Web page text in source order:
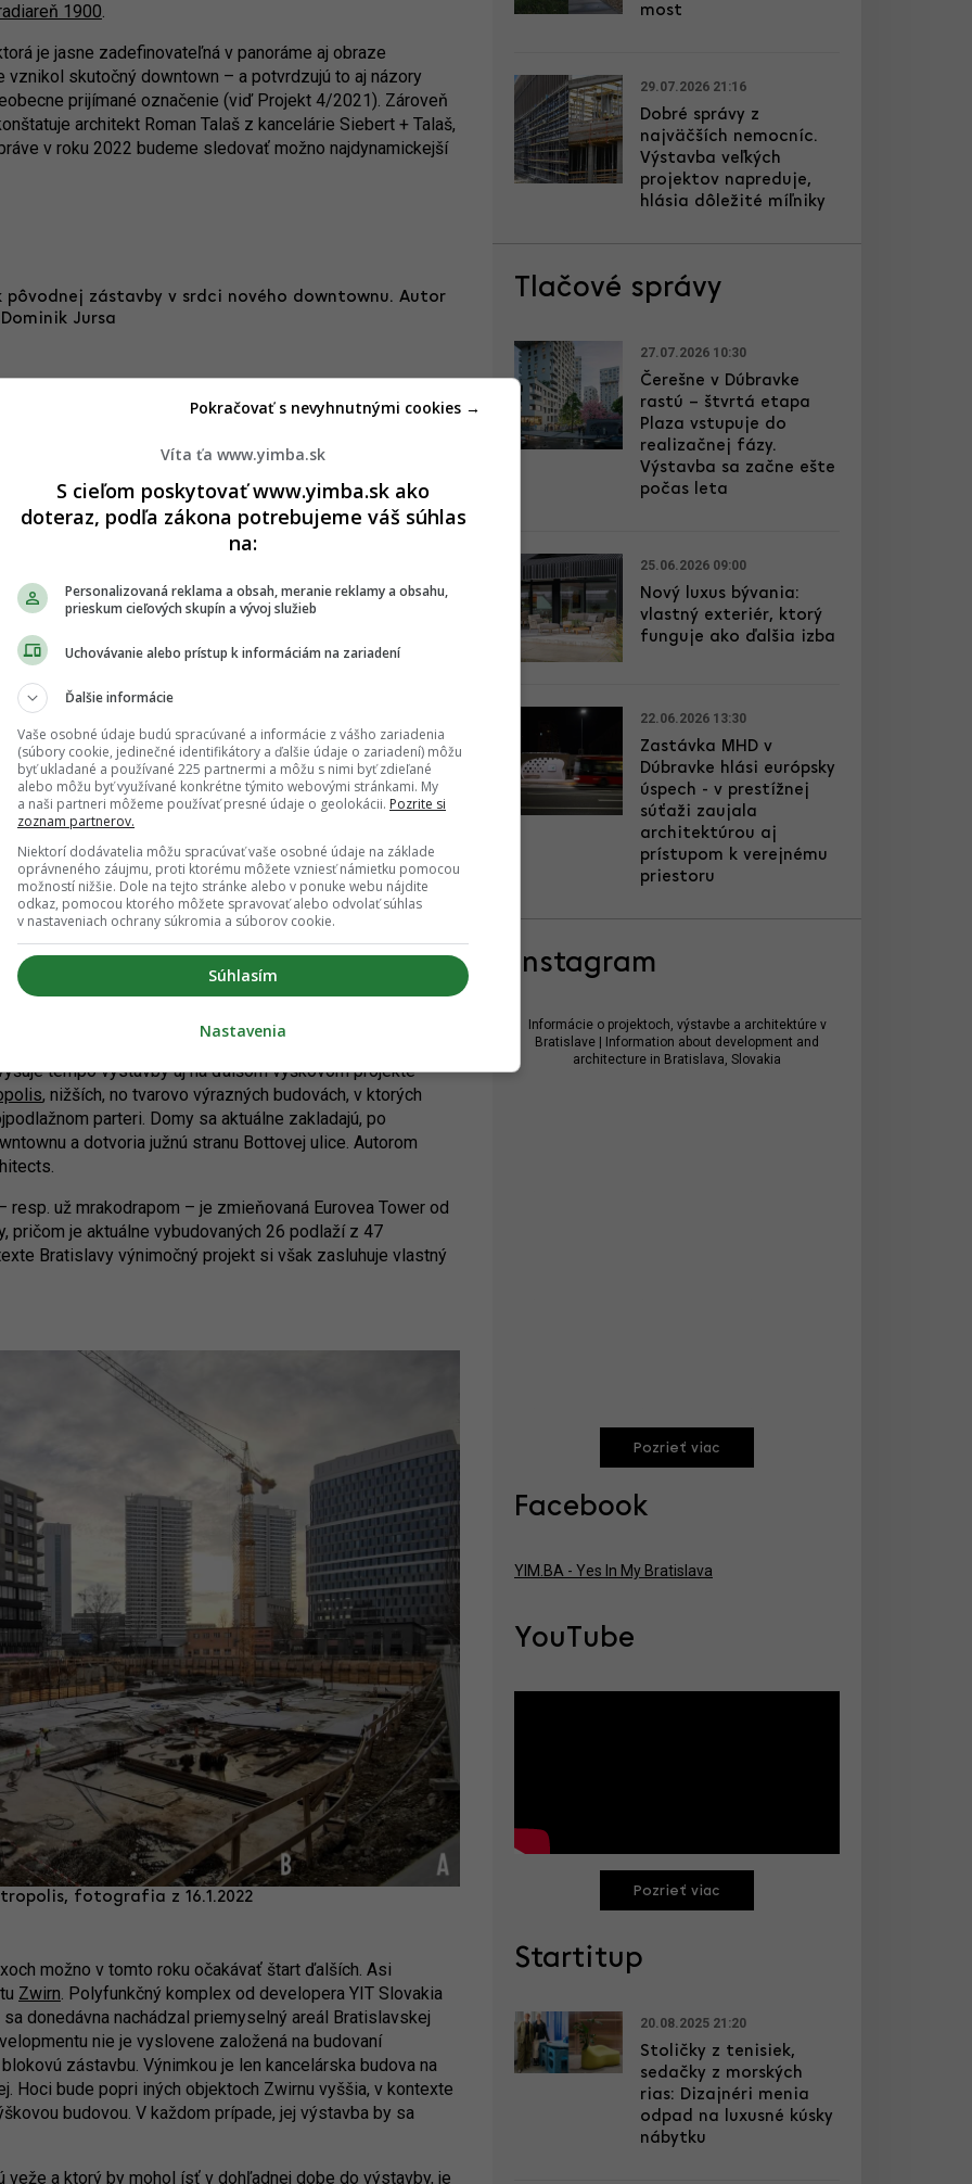
1900.
je jasne zadefinovateľná v panoráme aj obraze
vznikol skutočný downtown – a potvrdzujú to aj názory
prijímané označenie (viď Projekt 4/2021). Zároveň
architekt Roman Talaš z kancelárie Siebert + Talaš,
v roku 2022 budeme sledovať možno najdynamickejší
pôvodnej zástavby v srdci nového downtownu. Autor
Dominik Jursa
výškových budov, v príprave
projekt, v rámci ktorého sa v jednej chvíli budovali štyri
Mamutie rozmery mali aj blízke Nivy, ktoré sa
Európe. Po ich dokončení sa môže zdať, ako keby
tak.
v priebehu minulého roka rozbehol realizáciuštvrtej
Sky Park Residence 4 bude mať 31 podlaží, 103,8
Obsahovať bude 264 nadštandardných bytov
na úrovni ôsmeho nadzemného podlažia.
hrubej stavby Penta Real Estate predpokladá
v roku 2025. Vysvetľuje to snahou o zvýšenie komfortu
pripraviť na výstavbu aj z druhej strany. Na nároží
prácena výstavbe výškovej dominantny komplexu
bude mať bezmála 120 metrov, 29 nadzemných podlaží
tu bude umiestnených 756 parkovacích miest v piatich
potrvá to tak ešte pomerne dlho. Dokončená by mohla byť
vychádza z koncepcie svetovej architektonickej
dámy svetovej architektúry“ Zahy Hadid vyhralo
podobe projektu sa podieľalo viacero pracovísk, vrátane
štýlu a snahy o monumentálnosť jednotlivých
Park Tower.
tempo výstavby aj na ďalšom výškovom projekte –
, nižších, no tvarovo výrazných budovách, v ktorých
parteri. Domy sa aktuálne zakladajú, po
a dotvoria južnú stranu Bottovej ulice. Autorom
už mrakodrapom – je zmieňovaná Eurovea Tower od
pričom je aktuálne vybudovaných 26 podlaží z 47
Bratislavy výnimočný projekt si však zasluhuje vlastný
fotografia z 16.1.2022
možno v tomto roku očakávať štart ďalších. Asi
Zwirn . Polyfunkčný komplex od developera YIT Slovakia
donedávna nachádzal priemyselný areál Bratislavskej
nie je vyslovene založená na budovaní
zástavbu. Výnimkou je len kancelárska budova na
Hoci bude popri iných objektoch Zwirnu vyššia, v kontexte
budovou. V každom prípade, jej výstavba by sa
a ktorý by mohol ísť v dohľadnej dobe do výstavby, je
most
29.07.2026 21:16
Dobré správy z
najväčších nemocníc.
Výstavba veľkých
projektov napreduje,
hlásia dôležité míľniky
Tlačové správy
27.07.2026 10:30
Čerešne v Dúbravke
rastú – štvrtá etapa
Plaza vstupuje do
realizačnej fázy.
Výstavba sa začne ešte
počas leta
25.06.2026 09:00
Nový luxus bývania:
vlastný exteriér, ktorý
funguje ako ďalšia izba
22.06.2026 13:30
Zastávka MHD v
Dúbravke hlási európsky
úspech - v prestížnej
súťaži zaujala
architektúrou aj
prístupom k verejnému
priestoru
Instagram
Informácie o projektoch, výstavbe a architektúre v
Bratislave | Information about development and
architecture in Bratislava, Slovakia
Pozrieť viac
Facebook
YIM.BA - Yes In My Bratislava
YouTube
Pozrieť viac
Startitup
20.08.2025 21:20
Stoličky z tenisiek,
sedačky z morských
rias: Dizajnéri menia
odpad na luxusné kúsky
nábytku
Víta ťa www.yimba.sk
S cieľom poskytovať www.yimba.sk ako
doteraz, podľa zákona potrebujeme váš súhlas
na:
Personalizovaná reklama a obsah, meranie reklamy a obsahu,
prieskum cieľových skupín a vývoj služieb
Uchovávanie alebo prístup k informáciám na zariadení
Ďalšie informácie
Vaše osobné údaje budú spracúvané a informácie z vášho zariadenia
(súbory cookie, jedinečné identifikátory a ďalšie údaje o zariadení) môžu
byť ukladané a používané 225 partnermi a môžu s nimi byť zdieľané
alebo môžu byť využívané konkrétne týmito webovými stránkami. My
a naši partneri môžeme používať presné údaje o geolokácii. Pozrite si
zoznam partnerov.
Niektorí dodávatelia môžu spracúvať vaše osobné údaje na základe
oprávneného záujmu, proti ktorému môžete vzniesť námietku pomocou
možností nižšie. Dole na tejto stránke alebo v ponuke webu nájdite
odkaz, pomocou ktorého môžete spravovať alebo odvolať súhlas
v nastaveniach ochrany súkromia a súborov cookie.
Súhlasím
Pokračovať s nevyhnutnými cookies →
Nastavenia